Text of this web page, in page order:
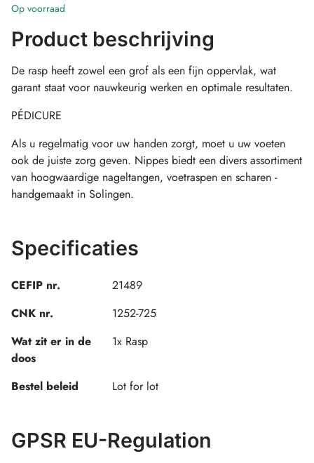
Op voorraad
Product beschrijving
De rasp heeft zowel een grof als een fijn oppervlak, wat
garant staat voor nauwkeurig werken en optimale resultaten.
PÉDICURE
Als u regelmatig voor uw handen zorgt, moet u uw voeten
ook de juiste zorg geven. Nippes biedt een divers assortiment
van hoogwaardige nageltangen, voetraspen en scharen -
handgemaakt in Solingen.
Specificaties
CEFIP nr.
21489
CNK nr.
1252-725
Wat zit er in de
doos
1x Rasp
Bestel beleid Lot for lot
GPSR EU-Regulation